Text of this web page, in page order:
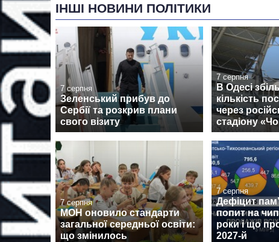
ІНШІ НОВИНИ ПОЛІТИКИ
7 серпня
Зеленський прибув до
Сербії та розкрив плани
свого візиту
7 серпня
В Одесі
кількість
через
стадіону
7 серпня
МОН оновило стандарти
загальної середньої освіти:
що змінилось
7 серпня
Дефіцит
попит на
роки і що
2027-й